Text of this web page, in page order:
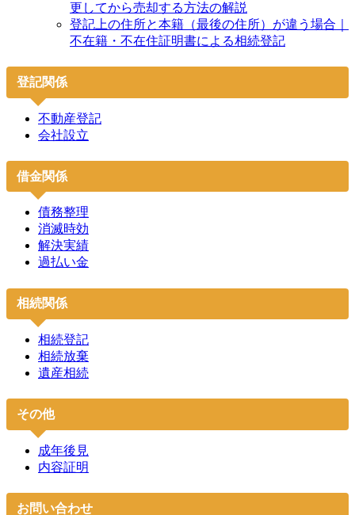
更してから売却する方法の解説
登記上の住所と本籍（最後の住所）が違う場合｜
不在籍・不在住証明書による相続登記
登記関係
不動産登記
会社設立
借金関係
債務整理
消滅時効
解決実績
過払い金
相続関係
相続登記
相続放棄
遺産相続
その他
成年後見
内容証明
お問い合わせ